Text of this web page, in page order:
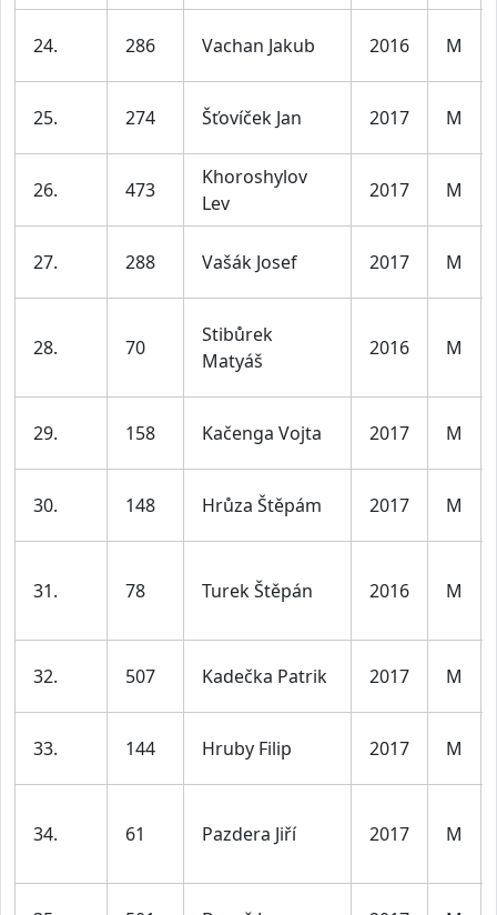
24. 286 Vachan Jakub 2016 M
25. 274 Šťovíček Jan 2017 M
26. 473
Khoroshylov
Lev
2017 M
27. 288 Vašák Josef 2017 M
28. 70
Stibůrek
Matyáš
2016 M
29. 158 Kačenga Vojta 2017 M
30. 148 Hrůza Štěpám 2017 M
31. 78 Turek Štěpán 2016 M
32. 507 Kadečka Patrik 2017 M
33. 144 Hruby Filip 2017 M
34. 61 Pazdera Jiří 2017 M